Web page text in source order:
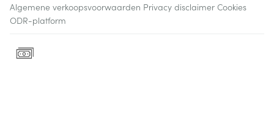
Algemene verkoopsvoorwaarden Privacy disclaimer Cookies
ODR-platform